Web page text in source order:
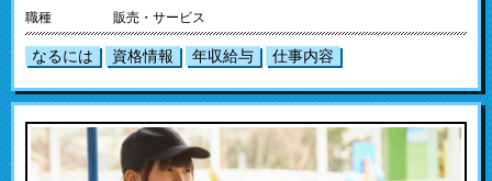
職種 販売・サービス
なるには 資格情報 年収給与 仕事内容